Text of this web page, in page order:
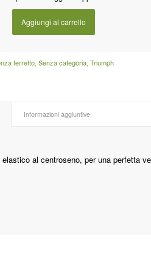
Aggiungi al carrello
ferretto ,Senza categoria ,Triumph
Informazioni aggiuntive
al centroseno, per una perfetta